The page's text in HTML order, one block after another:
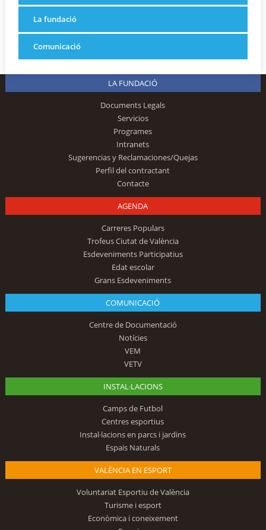
La fundació
Comunicació
LA FUNDACIÓ
Documents Legals
Servicios
Programes
Intranets
Sugerencias y Reclamaciones/Quejas
Perfil del contractant
Contacte
AGENDA
Carreres Populars
Trofeus Ciutat de València
Esdeveniments Participatius
Edat escolar
Grans Esdeveniments
COMUNICACIÓ
Centre de Documentació
Notícies
VEM
VETV
INSTAL·LACIONS
Camps de Futbol
Centres esportius
Instal·lacions en parcs i jardins
Espais Naturals
VALÈNCIA EN ESPORT
Voluntariat Esportiu de València
Turisme i esport
Econòmica i coneixement